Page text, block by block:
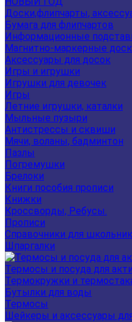
Доски,флипчарты,
Бумага для флипчартов
Информационные
Магнитно-маркерные
Аксессуары для досок
Игры и игрушки
Игрушки для девочек
Игры
Летние игрушки, каталки
Мыльные пузыри
Антистрессы и сквиши
Мячи, воланы, бадминтон
Пазлы
Погремушки
Брелоки
Книги пособия прописи
Книжки
Кроссворды, Ребусы.
Прописи
Справочники для
Шпаргалки
Термосы и посуда для
Термокружки и
Бутылки для воды
Термосы
Шейкеры и аксессуары